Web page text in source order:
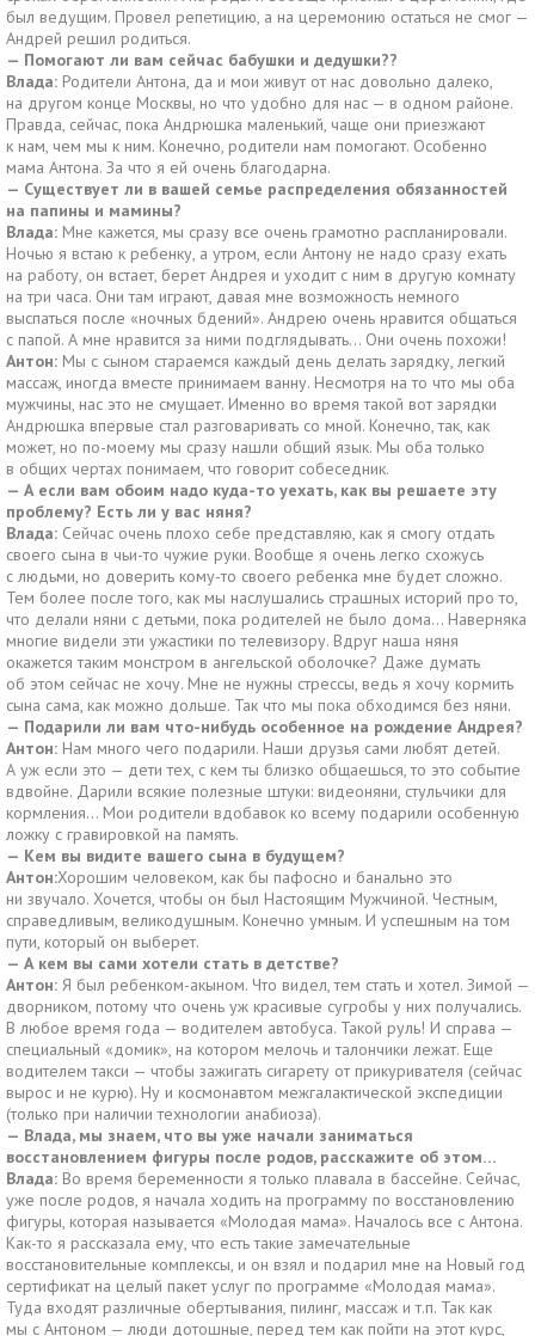
был ведущим. Провел репетицию, а на церемонию остаться не смог —
Андрей решил родиться.
— Помогают ли вам сейчас бабушки и дедушки??
Влада: Родители Антона, да и мои живут от нас довольно далеко,
на другом конце Москвы, но что удобно для нас — в одном районе.
Правда, сейчас, пока Андрюшка маленький, чаще они приезжают
к нам, чем мы к ним. Конечно, родители нам помогают. Особенно
мама Антона. За что я ей очень благодарна.
— Существует ли в вашей семье распределения обязанностей
на папины и мамины?
Влада: Мне кажется, мы сразу все очень грамотно распланировали.
Ночью я встаю к ребенку, а утром, если Антону не надо сразу ехать
на работу, он встает, берет Андрея и уходит с ним в другую комнату
на три часа. Они там играют, давая мне возможность немного
выспаться после «ночных бдений». Андрею очень нравится общаться
с папой. А мне нравится за ними подглядывать… Они очень похожи!
Антон: Мы с сыном стараемся каждый день делать зарядку, легкий
массаж, иногда вместе принимаем ванну. Несмотря на то что мы оба
мужчины, нас это не смущает. Именно во время такой вот зарядки
Андрюшка впервые стал разговаривать со мной. Конечно, так, как
может, но по-моему мы сразу нашли общий язык. Мы оба только
в общих чертах понимаем, что говорит собеседник.
— А если вам обоим надо куда-то уехать, как вы решаете эту
проблему? Есть ли у вас няня?
Влада: Сейчас очень плохо себе представляю, как я смогу отдать
своего сына в чьи-то чужие руки. Вообще я очень легко схожусь
с людьми, но доверить кому-то своего ребенка мне будет сложно.
Тем более после того, как мы наслушались страшных историй про то,
что делали няни с детьми, пока родителей не было дома… Наверняка
многие видели эти ужастики по телевизору. Вдруг наша няня
окажется таким монстром в ангельской оболочке? Даже думать
об этом сейчас не хочу. Мне не нужны стрессы, ведь я хочу кормить
сына сама, как можно дольше. Так что мы пока обходимся без няни.
— Подарили ли вам что-нибудь особенное на рождение Андрея?
Антон: Нам много чего подарили. Наши друзья сами любят детей.
А уж если это — дети тех, с кем ты близко общаешься, то это событие
вдвойне. Дарили всякие полезные штуки: видеоняни, стульчики для
кормления… Мои родители вдобавок ко всему подарили особенную
ложку с гравировкой на память.
— Кем вы видите вашего сына в будущем?
Антон:Хорошим человеком, как бы пафосно и банально это
ни звучало. Хочется, чтобы он был Настоящим Мужчиной. Честным,
справедливым, великодушным. Конечно умным. И успешным на том
пути, который он выберет.
— А кем вы сами хотели стать в детстве?
Антон: Я был ребенком-акыном. Что видел, тем стать и хотел. Зимой —
дворником, потому что очень уж красивые сугробы у них получались.
В любое время года — водителем автобуса. Такой руль! И справа —
специальный «домик», на котором мелочь и талончики лежат. Еще
водителем такси — чтобы зажигать сигарету от прикуривателя (сейчас
вырос и не курю). Ну и космонавтом межгалактической экспедиции
(только при наличии технологии анабиоза).
— Влада, мы знаем, что вы уже начали заниматься
восстановлением фигуры после родов, расскажите об этом…
Влада: Во время беременности я только плавала в бассейне. Сейчас,
уже после родов, я начала ходить на программу по восстановлению
фигуры, которая называется «Молодая мама». Началось все с Антона.
Как-то я рассказала ему, что есть такие замечательные
восстановительные комплексы, и он взял и подарил мне на Новый год
сертификат на целый пакет услуг по программе «Молодая мама».
Туда входят различные обертывания, пилинг, массаж и т.п. Так как
мы с Антоном — люди дотошные, перед тем как пойти на этот курс,